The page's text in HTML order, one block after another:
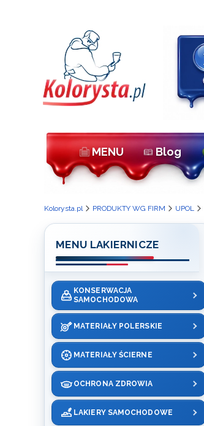
MENU Blog
Kolorysta.pl PRODUKTY WG FIRM UPOL
MENU LAKIERNICZE
KONSERWACJA
SAMOCHODOWA
MATERIAŁY POLERSKIE
MATERIAŁY ŚCIERNE
OCHRONA ZDROWIA
LAKIERY SAMOCHODOWE